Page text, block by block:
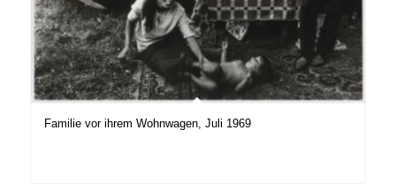
Familie vor ihrem Wohnwagen, Juli 1969